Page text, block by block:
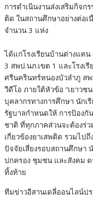
การดำเนินงานส่งเสริมกิจ
ติด ในสถานศึกษาอย่างต่อเ
จำนวน 3 แห่ง
ได้แก่โรงเรียนบ้านต่างแค
3 สพป.นภ.เขต 1 และโรงเ
ศรีนครินทร์หนองบัวลำภู ส
วีดีโอ ภายใต้หัวข้อ “เยาวช
บุคลากรทางการศึกษา นักเ
รัฐบาลกำหนดให้ การป้องกั
ชาติ ที่ทุกภาคส่วนจะต้องร่ว
เกี่ยวข้องยาเสพติด รวมไป
ปัจจัยเสี่ยงรอบสถานศึกษา
ปกครอง ชุมชน และสังคม
ทิ้งท้าย
ทีมข่าวอีสานเดลี่ออนไลน์ป